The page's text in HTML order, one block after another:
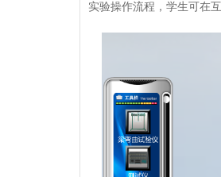
实验操作流程，学生可在